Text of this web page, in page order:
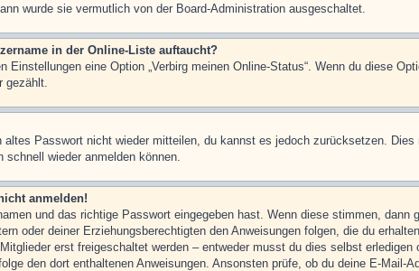
wurde sie vermutlich von der Board-Administration ausgeschaltet.
in der Online-Liste auftaucht?
Einstellungen eine Option „Verbirg meinen Online-Status“. Wenn du diese
gezählt.
Passwort nicht wieder mitteilen, du kannst es jedoch zurücksetzen.
wieder anmelden können.
anmelden!
und das richtige Passwort eingegeben hast. Wenn diese stimmen, dann
oder deiner Erziehungsberechtigten den Anweisungen folgen, die du
erst freigeschaltet werden – entweder musst du dies selbst
den dort enthaltenen Anweisungen. Ansonsten prüfe, ob du deine E-